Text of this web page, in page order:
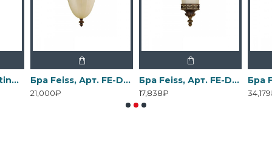
Бра Elstead Lighting, Арт. DL-COSMOS1 Бра Feiss, Арт. FE-DRAWING-ROOM-WU1
21,000₽
Бра Feiss, Арт. FE-DRAWING-ROOM-WU2
17,838₽